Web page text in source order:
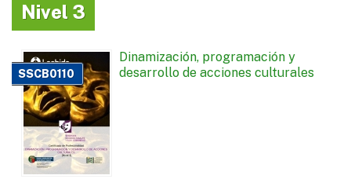
Nivel 3
SSCB0110
Dinamización, programación y
desarrollo de acciones culturales